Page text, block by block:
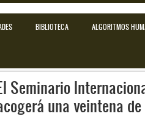
BIBLIOTECA ALGORITMOS
Seminario
una veintena